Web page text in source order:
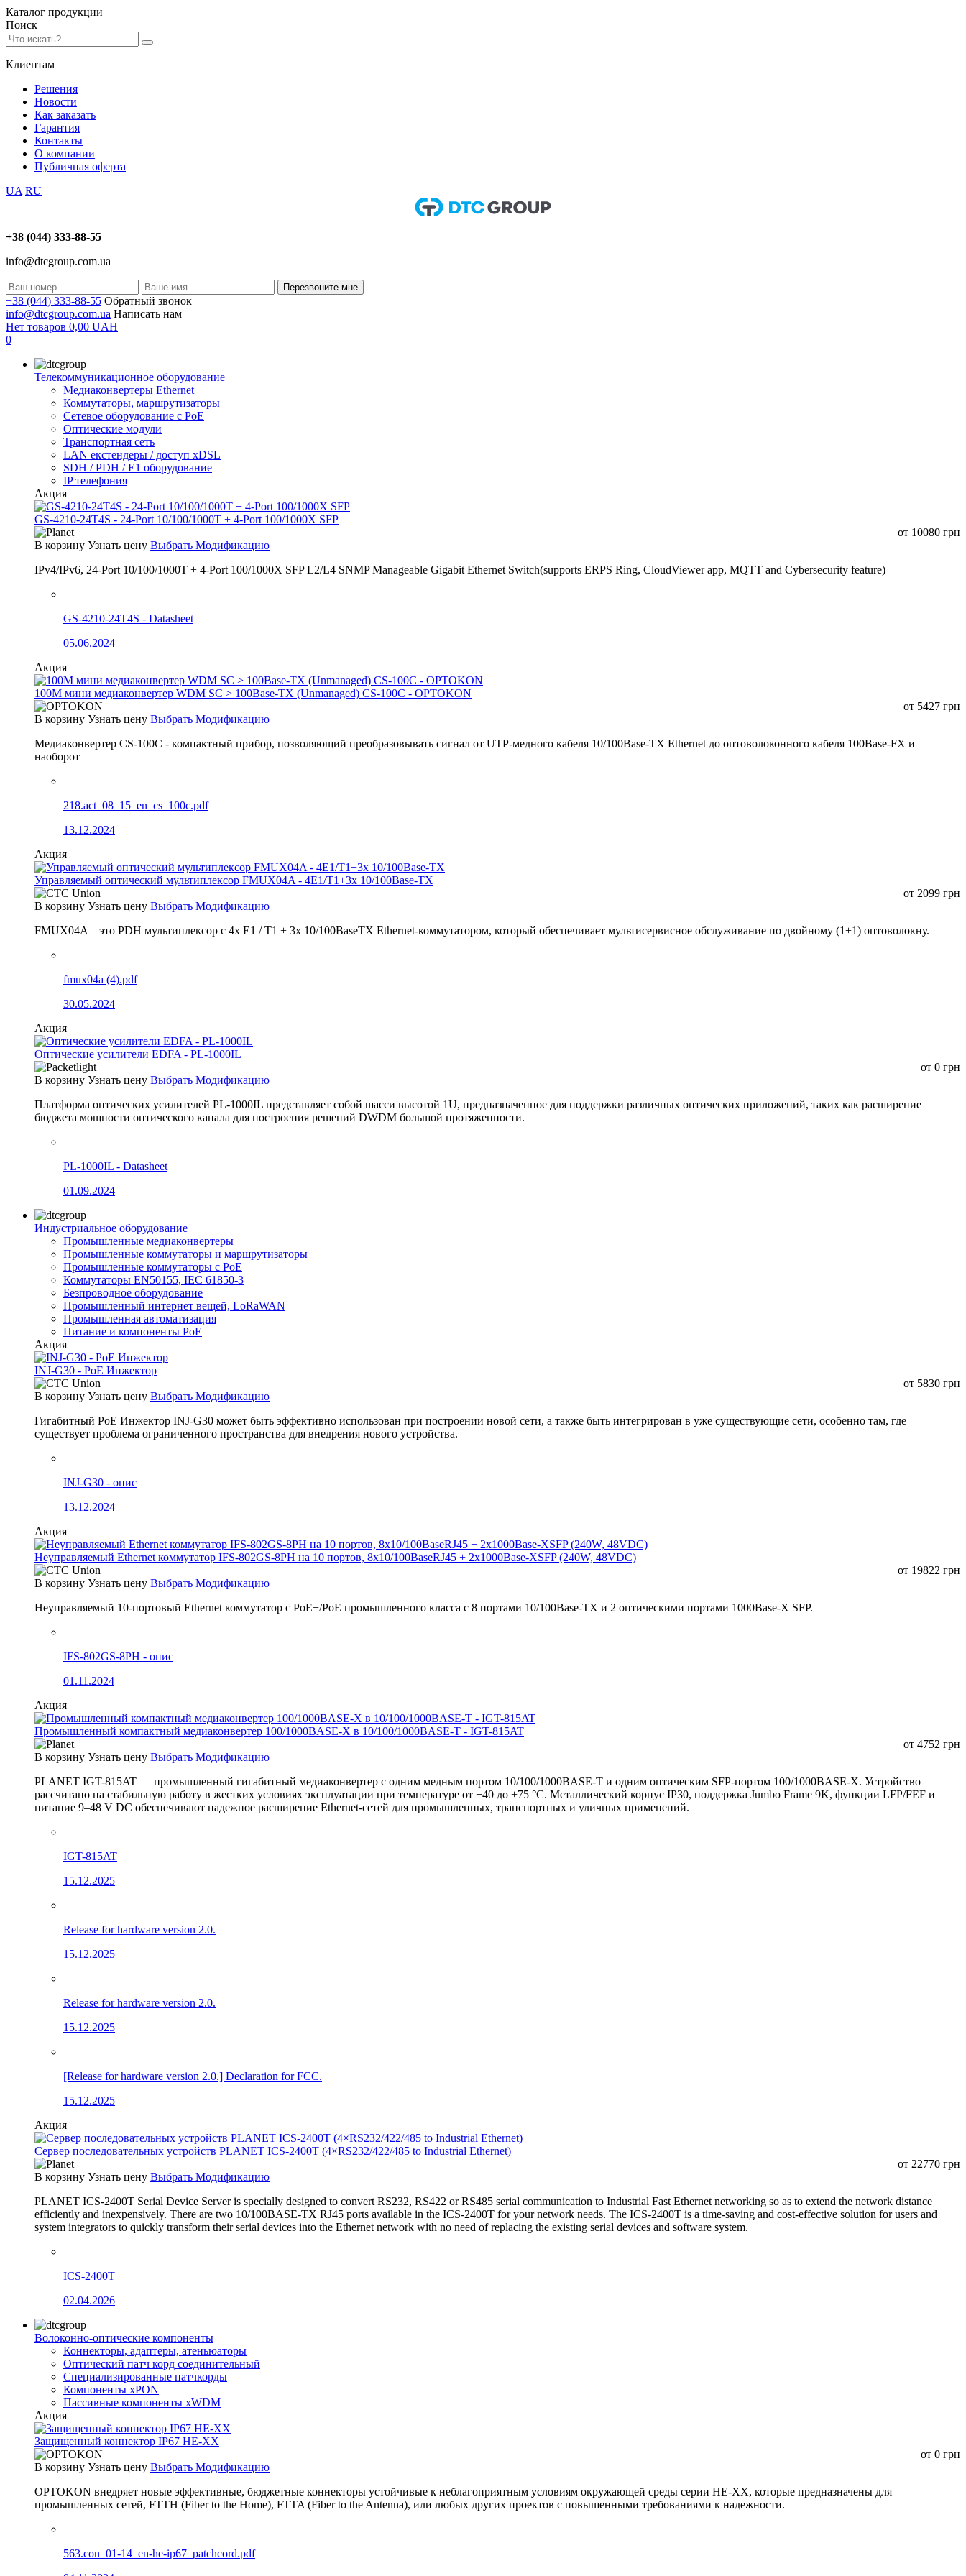
Каталог продукции
Поиск
Клиентам
Решения
Новости
Как заказать
Гарантия
Контакты
О компании
Публичная оферта
UA RU
+38 (044) 333-88-55
info@dtcgroup.com.ua
Перезвоните мне
+38 (044) 333-88-55 Обратный звонок
info@dtcgroup.com.ua Написать нам
Нет товаров 0,00 UAH
0
Телекоммуникационное оборудование
Медиаконвертеры Ethernet
Коммутаторы, маршрутизаторы
Сетевое оборудование с PoE
Оптические модули
Транспортная сеть
LAN екстендеры / доступ xDSL
SDH / PDH / E1 оборудование
IP телефония
Акция
GS-4210-24T4S - 24-Port 10/100/1000T + 4-Port 100/1000X SFP
от 10080 грн
В корзину Узнать цену Выбрать Модификацию
IPv4/IPv6, 24-Port 10/100/1000T + 4-Port 100/1000X SFP L2/L4 SNMP Manageable Gigabit Ethernet Switch(supports ERPS Ring, CloudViewer app, MQTT and Cybersecurity feature)
GS-4210-24T4S - Datasheet
05.06.2024
Акция
100М мини медиаконвертер WDM SC > 100Base-TX (Unmanaged) CS-100C - OPTOKON
от 5427 грн
В корзину Узнать цену Выбрать Модификацию
Медиаконвертер CS-100C - компактный прибор, позволяющий преобразовывать сигнал от UTP-медного кабеля 10/100Base-TX Ethernet до оптоволоконного кабеля 100Base-FX и
наоборот
218.act_08_15_en_cs_100c.pdf
13.12.2024
Акция
Управляемый оптический мультиплексор FMUX04A - 4E1/T1+3x 10/100Base-TX
от 2099 грн
В корзину Узнать цену Выбрать Модификацию
FMUX04A – это PDH мультиплексор с 4x E1 / T1 + 3x 10/100BaseTX Ethernet-коммутатором, который обеспечивает мультисервисное обслуживание по двойному (1+1) оптоволокну.
fmux04a (4).pdf
30.05.2024
Акция
Оптические усилители EDFA - PL-1000IL
от 0 грн
В корзину Узнать цену Выбрать Модификацию
Платформа оптических усилителей PL-1000IL представляет собой шасси высотой 1U, предназначенное для поддержки различных оптических приложений, таких как расширение
бюджета мощности оптического канала для построения решений DWDM большой протяженности.
PL-1000IL - Datasheet
01.09.2024
Индустриальное оборудование
Промышленные медиаконвертеры
Промышленные коммутаторы и маршрутизаторы
Промышленные коммутаторы с PoE
Коммутаторы EN50155, IEC 61850-3
Безпроводное оборудование
Промышленный интернет вещей, LoRaWAN
Промышленная автоматизация
Питание и компоненты PoE
Акция
INJ-G30 - PoE Инжектор
от 5830 грн
В корзину Узнать цену Выбрать Модификацию
Гигабитный PoE Инжектор INJ-G30 может быть эффективно использован при построении новой сети, а также быть интегрирован в уже существующие сети, особенно там, где
существует проблема ограниченного пространства для внедрения нового устройства.
INJ-G30 - опис
13.12.2024
Акция
Неуправляемый Ethernet коммутатор IFS-802GS-8PH на 10 портов, 8x10/100BaseRJ45 + 2x1000Base-XSFP (240W, 48VDC)
от 19822 грн
В корзину Узнать цену Выбрать Модификацию
Неуправляемый 10-портовый Ethernet коммутатор с PoE+/PoE промышленного класса с 8 портами 10/100Base-TX и 2 оптическими портами 1000Base-X SFP.
IFS-802GS-8PH - опис
01.11.2024
Акция
Промышленный компактный медиаконвертер 100/1000BASE-X в 10/100/1000BASE-T - IGT-815AT
от 4752 грн
В корзину Узнать цену Выбрать Модификацию
PLANET IGT-815AT — промышленный гигабитный медиаконвертер с одним медным портом 10/100/1000BASE-T и одним оптическим SFP-портом 100/1000BASE-X. Устройство
рассчитано на стабильную работу в жестких условиях эксплуатации при температуре от −40 до +75 °C. Металлический корпус IP30, поддержка Jumbo Frame 9K, функции LFP/FEF и
питание 9–48 V DC обеспечивают надежное расширение Ethernet-сетей для промышленных, транспортных и уличных применений.
IGT-815AT
15.12.2025
Release for hardware version 2.0.
15.12.2025
Release for hardware version 2.0.
15.12.2025
[Release for hardware version 2.0.] Declaration for FCC.
15.12.2025
Акция
Сервер последовательных устройств PLANET ICS-2400T (4×RS232/422/485 to Industrial Ethernet)
от 22770 грн
В корзину Узнать цену Выбрать Модификацию
PLANET ICS-2400T Serial Device Server is specially designed to convert RS232, RS422 or RS485 serial communication to Industrial Fast Ethernet networking so as to extend the network distance
efficiently and inexpensively. There are two 10/100BASE-TX RJ45 ports available in the ICS-2400T for your network needs. The ICS-2400T is a time-saving and cost-effective solution for users and
system integrators to quickly transform their serial devices into the Ethernet network with no need of replacing the existing serial devices and software system.
ICS-2400T
02.04.2026
Волоконно-оптические компоненты
Коннекторы, адаптеры, атеньюаторы
Оптический патч корд соединительный
Специализированные патчкорды
Компоненты xPON
Пассивные компоненты xWDM
Акция
Защищенный коннектор IP67 HE-XX
от 0 грн
В корзину Узнать цену Выбрать Модификацию
OPTOKON внедряет новые эффективные, бюджетные коннекторы устойчивые к неблагоприятным условиям окружающей среды серии HE-XX, которые предназначены для
промышленных сетей, FTTH (Fiber to the Home), FTTA (Fiber to the Antenna), или любых других проектов с повышенными требованиями к надежности.
563.con_01-14_en-he-ip67_patchcord.pdf